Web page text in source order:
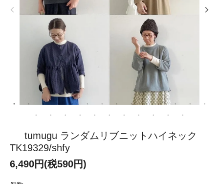
tumugu ランダムリブニットハイネック
TK19329/shfy
6,490円(税590円)